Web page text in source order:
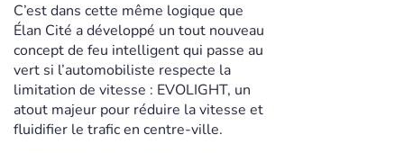
C’est dans cette même logique que
Élan Cité a développé un tout nouveau
concept de feu intelligent qui passe au
vert si l’automobiliste respecte la
limitation de vitesse : EVOLIGHT, un
atout majeur pour réduire la vitesse et
fluidifier le trafic en centre-ville.